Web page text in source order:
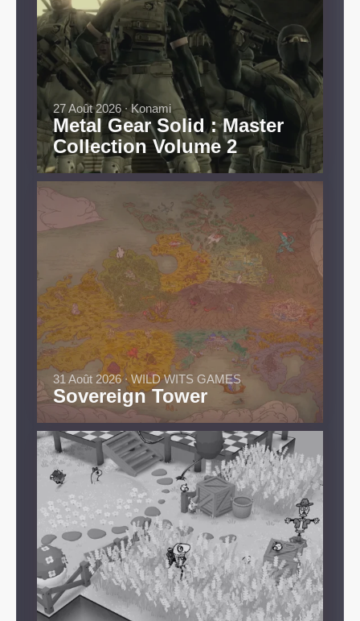
Metal Gear Solid : Master
Collection Volume 2
27 Août 2026 ∙ Konami
Sovereign Tower
31 Août 2026 ∙ WILD WITS GAMES